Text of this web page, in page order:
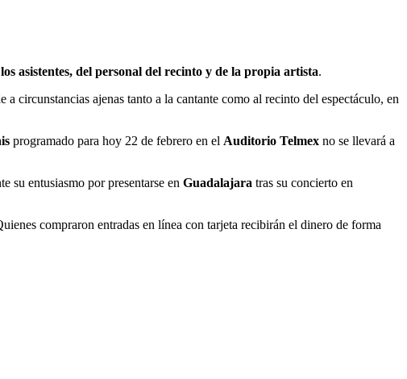
asistentes, del personal del recinto y de la propia artista.
circunstancias ajenas tanto a la cantante como al recinto del espectáculo, en
programado para hoy 22 de febrero en el Auditorio Telmex no se llevará a
su entusiasmo por presentarse en Guadalajara tras su concierto en
compraron entradas en línea con tarjeta recibirán el dinero de forma